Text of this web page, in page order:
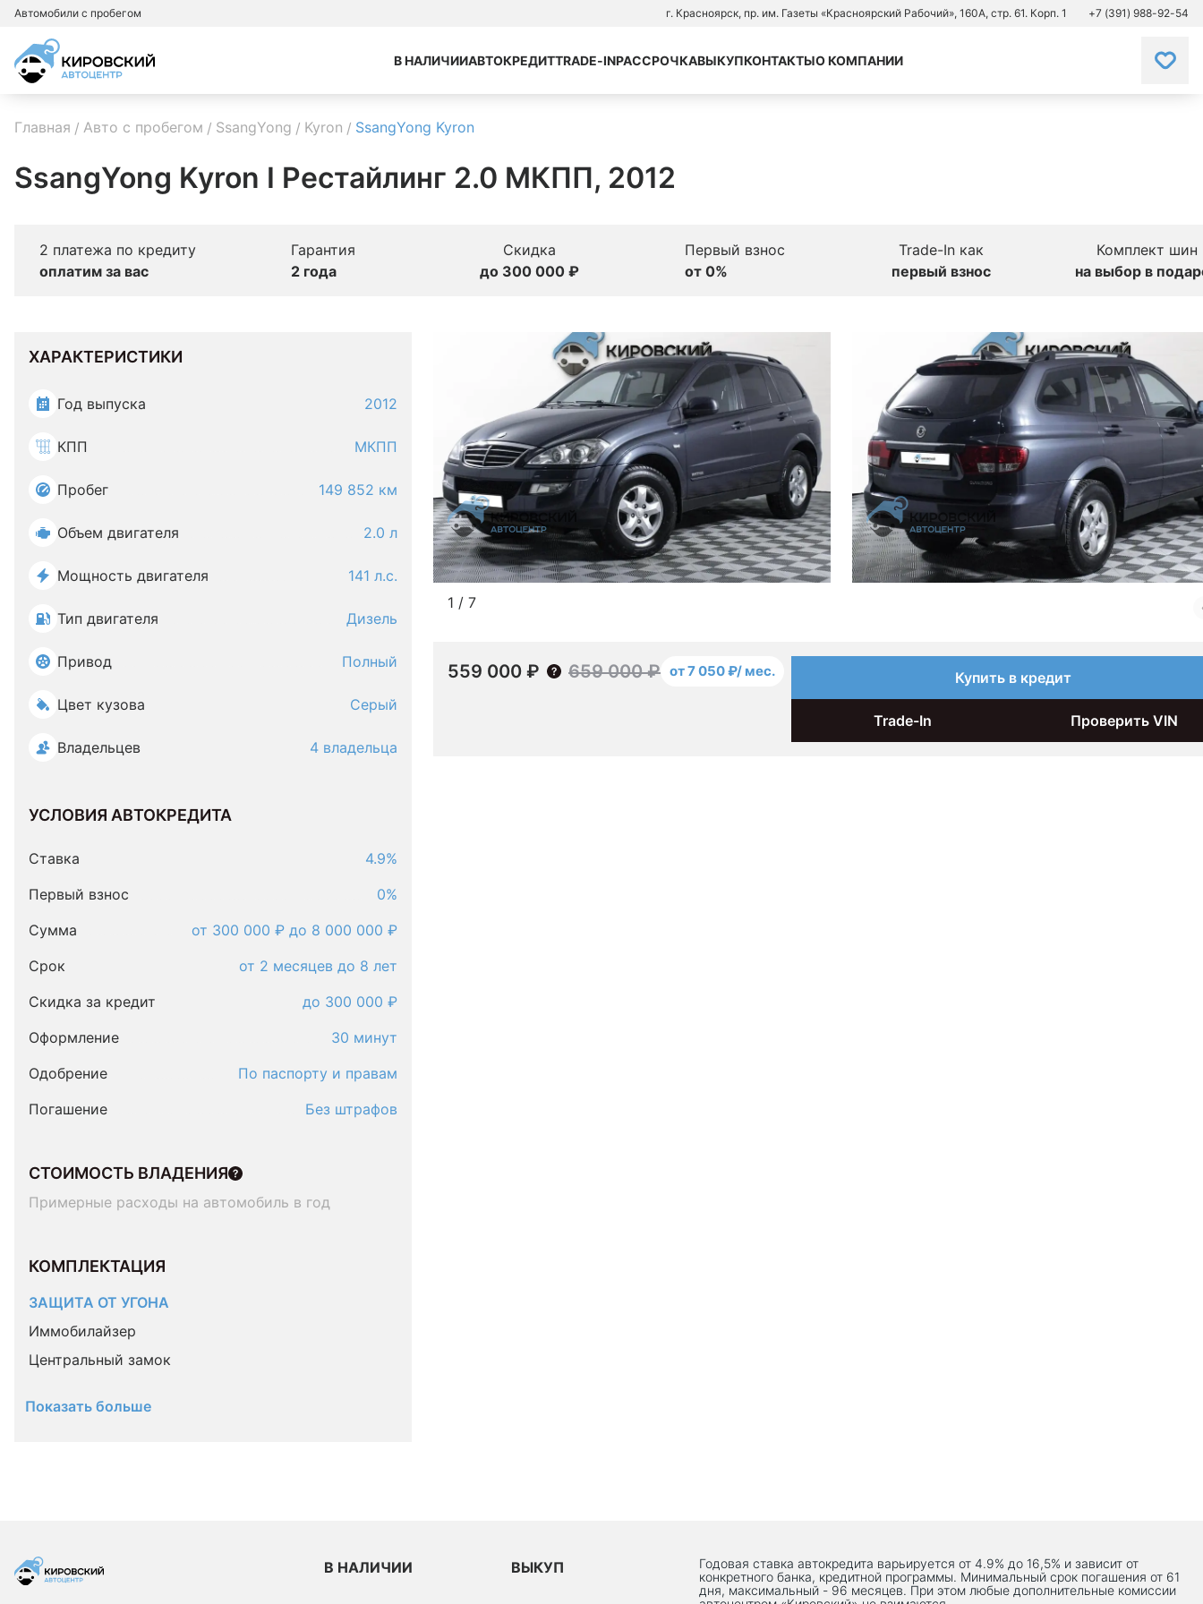
Автомобили с пробегом г. Красноярск, пр. им. Газеты «Красноярский Рабочий», 160А, стр. 61. Корп. 1 +7 (391) 988-92-54
В НАЛИЧИИАВТОКРЕДИТTRADE-INРАССРОЧКАВЫКУПКОНТАКТЫО КОМПАНИИ
Главная Авто с пробегом SsangYong Kyron SsangYong Kyron
SsangYong Kyron I Рестайлинг 2.0 МКПП, 2012
2 платежа по кредиту
оплатим за вас
Гарантия
2 года
Скидка
до 300 000 ₽
Первый взнос
от 0%
Trade-In как
первый взнос
Комплект шин
на выбор в
ХАРАКТЕРИСТИКИ
Год выпуска 2012
КПП МКПП
Пробег 149 852 км
Объем двигателя 2.0 л
Мощность двигателя 141 л.с.
Тип двигателя Дизель
Привод Полный
Цвет кузова Серый
Владельцев 4 владельца
УСЛОВИЯ АВТОКРЕДИТА
Ставка
4.9%
Первый взнос
0%
Сумма
от 300 000 ₽ до 8 000 000 ₽
Срок
от 2 месяцев до 8 лет
Скидка за кредит
до 300 000 ₽
Оформление
30 минут
Одобрение
По паспорту и правам
Погашение
Без штрафов
СТОИМОСТЬ ВЛАДЕНИЯ
Примерные расходы на автомобиль в год
КОМПЛЕКТАЦИЯ
ЗАЩИТА ОТ УГОНА
Иммобилайзер
Центральный замок
Показать больше
1 / 7
559 000 ₽ 659 000 ₽ от 7 050 ₽/ мес. Купить в кредит
Trade-In Проверить VIN
В НАЛИЧИИ ВЫКУП
Годовая ставка автокредита варьируется от 4.9% до 16,5% и зависит от
конкретного банка, кредитной программы. Минимальный срок погашения от 61
дня, максимальный - 96 месяцев. При этом любые дополнительные комиссии